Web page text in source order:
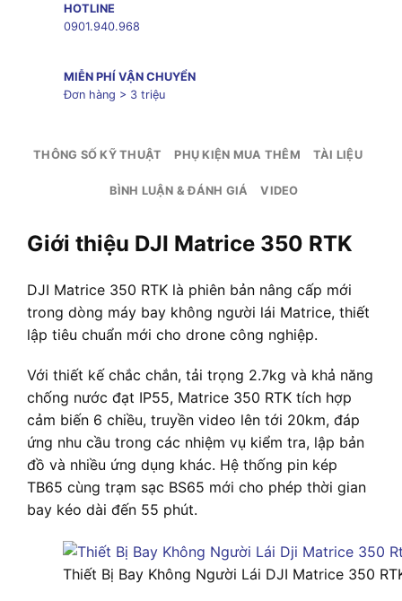
HOTLINE
0901.940.968
MIỄN PHÍ VẬN CHUYỂN
Đơn hàng > 3 triệu
THÔNG SỐ KỸ THUẬT PHỤ KIỆN MUA THÊM TÀI LIỆU
BÌNH LUẬN & ĐÁNH GIÁ VIDEO
Giới thiệu DJI Matrice 350 RTK
DJI Matrice 350 RTK là phiên bản nâng cấp mới
trong dòng máy bay không người lái Matrice, thiết
lập tiêu chuẩn mới cho drone công nghiệp.
Với thiết kế chắc chắn, tải trọng 2.7kg và khả năng
chống nước đạt IP55, Matrice 350 RTK tích hợp
cảm biến 6 chiều, truyền video lên tới 20km, đáp
ứng nhu cầu trong các nhiệm vụ kiểm tra, lập bản
đồ và nhiều ứng dụng khác. Hệ thống pin kép
TB65 cùng trạm sạc BS65 mới cho phép thời gian
bay kéo dài đến 55 phút.
Thiết Bị Bay Không Người Lái DJI Matrice 350